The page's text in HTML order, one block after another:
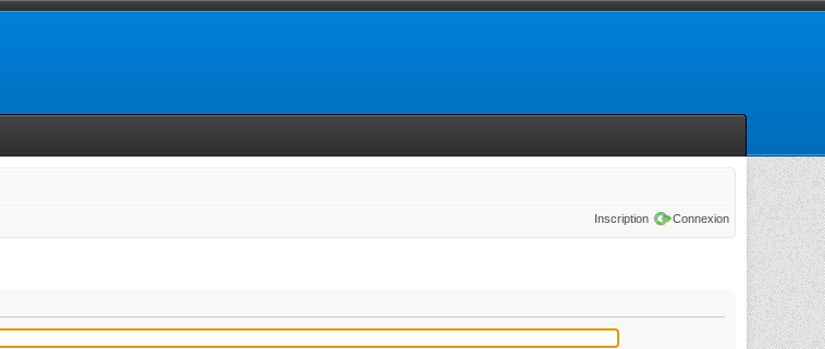
Inscription Connexion